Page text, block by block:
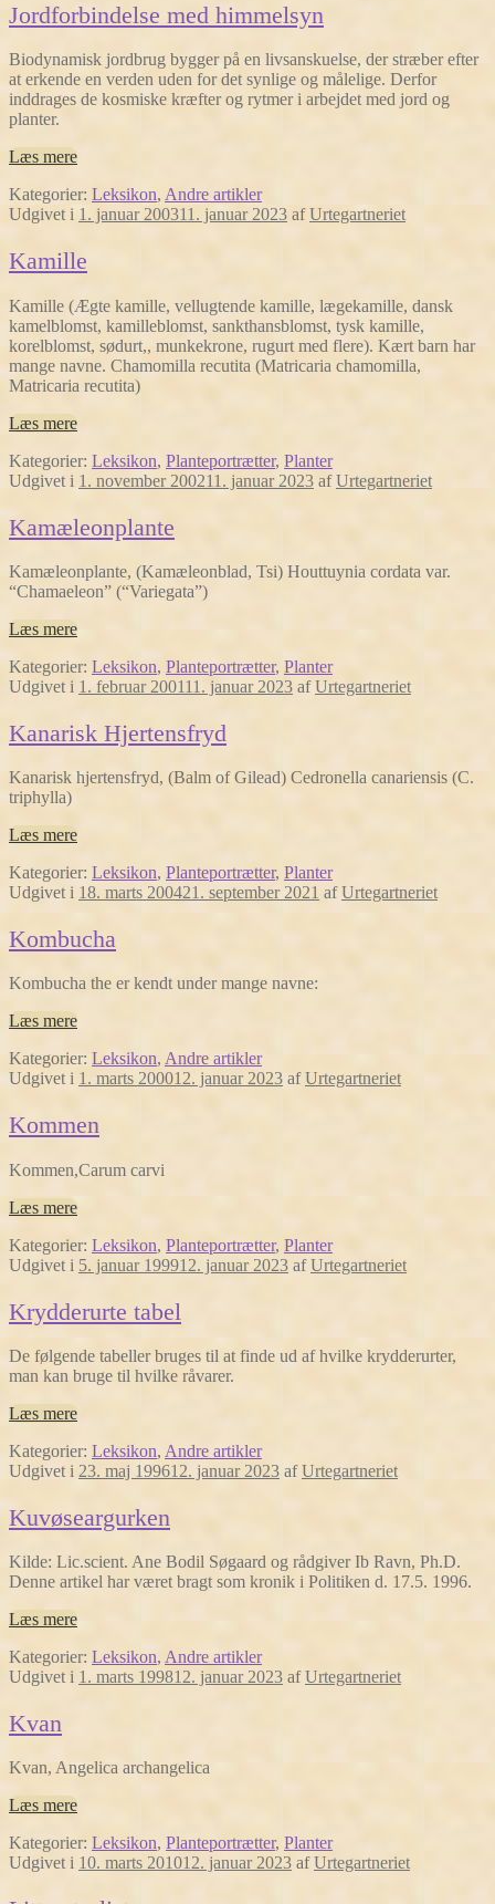
Jordforbindelse med himmelsyn
Biodynamisk jordbrug bygger på en livsanskuelse, der stræber efter
at erkende en verden uden for det synlige og målelige. Derfor
inddrages de kosmiske kræfter og rytmer i arbejdet med jord og
planter.
Læs mere
Kategorier: Leksikon, Andre artikler
Udgivet i 1. januar 200311. januar 2023 afUrtegartneriet
Kamille
Kamille (Ægte kamille, vellugtende kamille, lægekamille, dansk
kamelblomst, kamilleblomst, sankthansblomst, tysk kamille,
korelblomst, sødurt,, munkekrone, rugurt med flere). Kært barn har
mange navne. Chamomilla recutita (Matricaria chamomilla,
Matricaria recutita)
Læs mere
Kategorier: Leksikon, Planteportrætter, Planter
Udgivet i 1. november 200211. januar 2023 afUrtegartneriet
Kamæleonplante
Kamæleonplante, (Kamæleonblad, Tsi) Houttuynia cordata var.
“Chamaeleon” (“Variegata”)
Læs mere
Kategorier: Leksikon, Planteportrætter, Planter
Udgivet i 1. februar 200111. januar 2023 afUrtegartneriet
Kanarisk Hjertensfryd
Kanarisk hjertensfryd, (Balm of Gilead) Cedronella canariensis (C.
triphylla)
Læs mere
Kategorier: Leksikon, Planteportrætter, Planter
Udgivet i 18. marts 200421. september 2021 afUrtegartneriet
Kombucha
Kombucha the er kendt under mange navne:
Læs mere
Kategorier: Leksikon, Andre artikler
Udgivet i 1. marts 200012. januar 2023 afUrtegartneriet
Kommen
Kommen,Carum carvi
Læs mere
Kategorier: Leksikon, Planteportrætter, Planter
Udgivet i 5. januar 199912. januar 2023 afUrtegartneriet
Krydderurte tabel
De følgende tabeller bruges til at finde ud af hvilke krydderurter,
man kan bruge til hvilke råvarer.
Læs mere
Kategorier: Leksikon, Andre artikler
Udgivet i 23. maj 199612. januar 2023 afUrtegartneriet
Kuvøseargurken
Kilde: Lic.scient. Ane Bodil Søgaard og rådgiver Ib Ravn, Ph.D.
Denne artikel har været bragt som kronik i Politiken d. 17.5. 1996.
Læs mere
Kategorier: Leksikon, Andre artikler
Udgivet i 1. marts 199812. januar 2023 afUrtegartneriet
Kvan
Kvan, Angelica archangelica
Læs mere
Kategorier: Leksikon, Planteportrætter, Planter
Udgivet i 10. marts 201012. januar 2023 afUrtegartneriet